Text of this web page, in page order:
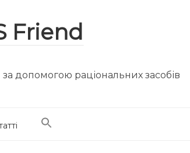
допомогою раціональних засобів